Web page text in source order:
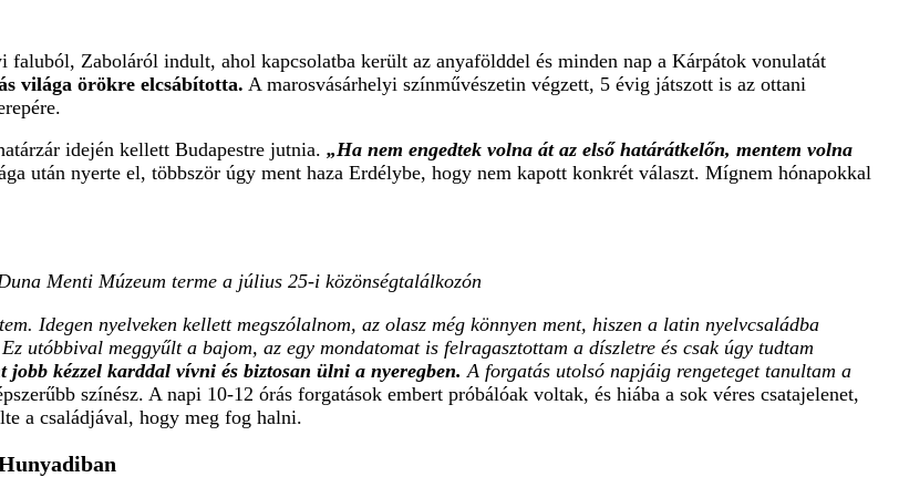
Zaboláról indult, ahol kapcsolatba került az anyafölddel és minden nap a Kárpátok vonulatát
világa örökre elcsábította. A marosvásárhelyi színművészetin végzett, 5 évig játszott is az ottani
idején kellett Budapestre jutnia. „Ha nem engedtek volna át az első határátkelőn, mentem volna
után nyerte el, többször úgy ment haza Erdélybe, hogy nem kapott konkrét választ. Mígnem hónapokkal
Menti Múzeum terme a július 25-i közönségtalálkozón
Idegen nyelveken kellett megszólalnom, az olasz még könnyen ment, hiszen a latin nyelvcsaládba
utóbbival meggyűlt a bajom, az egy mondatomat is felragasztottam a díszletre és csak úgy tudtam
kézzel karddal vívni és biztosan ülni a nyeregben. A forgatás utolsó napjáig rengeteget tanultam a
színész. A napi 10-12 órás forgatások embert próbálóak voltak, és hiába a sok véres csatajelenet,
a családjával, hogy meg fog halni.